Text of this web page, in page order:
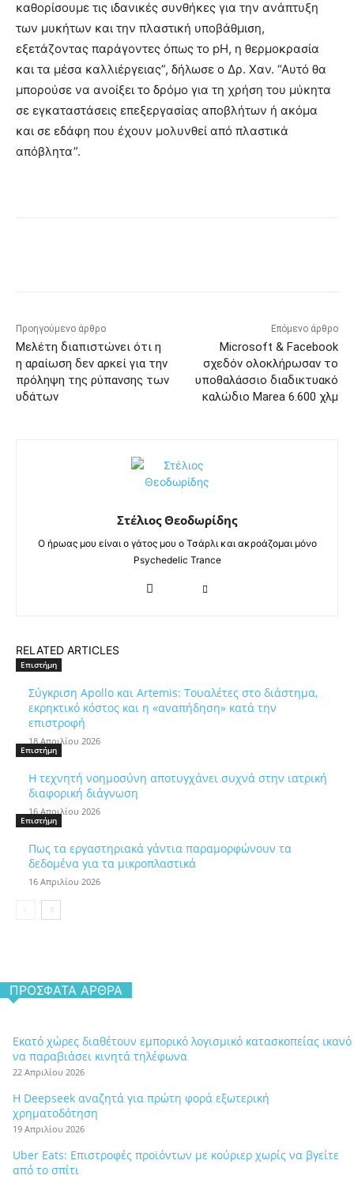
καθορίσουμε τις ιδανικές συνθήκες για την ανάπτυξη
των μυκήτων και την πλαστική υποβάθμιση,
εξετάζοντας παράγοντες όπως το pH, η θερμοκρασία
και τα μέσα καλλιέργειας”, δήλωσε ο Δρ. Χαν. “Αυτό θα
μπορούσε να ανοίξει το δρόμο για τη χρήση του μύκητα
σε εγκαταστάσεις επεξεργασίας αποβλήτων ή ακόμα
και σε εδάφη που έχουν μολυνθεί από πλαστικά
απόβλητα”.
Προηγούμενο άρθρο
Μελέτη διαπιστώνει ότι η
η αραίωση δεν αρκεί για την
πρόληψη της ρύπανσης των
υδάτων
Επόμενο άρθρο
Microsoft & Facebook
σχεδόν ολοκλήρωσαν το
υποθαλάσσιο διαδικτυακό
καλώδιο Marea 6.600 χλμ
Στέλιος Θεοδωρίδης
Ο ήρωας μου είναι ο γάτος μου ο Τσάρλι και ακροάζομαι μόνο
Psychedelic Trance
RELATED ARTICLES
Επιστήμη
Σύγκριση Apollo και Artemis: Τουαλέτες στο διάστημα,
εκρηκτικό κόστος και η «αναπήδηση» κατά την
επιστροφή
18 Απριλίου 2026
Επιστήμη
Η τεχνητή νοημοσύνη αποτυγχάνει συχνά στην ιατρική
διαφορική διάγνωση
16 Απριλίου 2026
Επιστήμη
Πως τα εργαστηριακά γάντια παραμορφώνουν τα
δεδομένα για τα μικροπλαστικά
16 Απριλίου 2026
ΠΡΌΣΦΑΤΑ ΆΡΘΡΑ
Εκατό χώρες διαθέτουν εμπορικό λογισμικό κατασκοπείας ικανό
να παραβιάσει κινητά τηλέφωνα
22 Απριλίου 2026
Η Deepseek αναζητά για πρώτη φορά εξωτερική
χρηματοδότηση
19 Απριλίου 2026
Uber Eats: Επιστροφές προϊόντων με κούριερ χωρίς να βγείτε
από το σπίτι